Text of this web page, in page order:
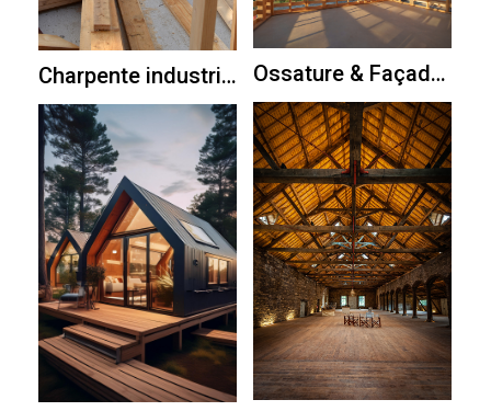
Charpente industrielle Ossature & Façade bois
En savoir plus
En savoir plus